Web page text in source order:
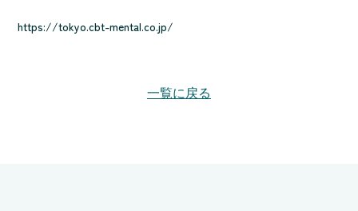
https://tokyo.cbt-mental.co.jp/
一覧に戻る